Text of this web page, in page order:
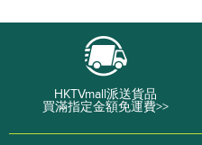
HKTVmall派送貨品
買滿指定金額免運費>>